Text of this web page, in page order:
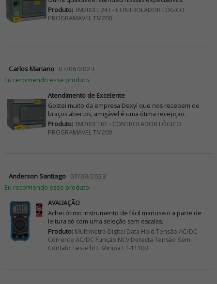
Produto:TM200CE24T - CONTROLADOR LÓGICO
PROGRAMÁVEL TM200
Carlos Mariano 07/06/2023
Eu recomendo esse produto.
Atendimento de Excelente
Gostei muito da empresa Dexyí que nos recebem de
braços abertos, amigável é uma ótima recepção.
Produto:TM200C16T - CONTROLADOR LÓGICO
PROGRAMÁVEL TM200
Anderson Santiago 07/03/2023
Eu recomendo esse produto.
AVALIAÇÃO
Achei ótimo instrumento de fácil manuseio a parte de
leitura só com uma seleção sem escalas.
Produto:Multímetro Digital Data Hold Tensão AC/DC
Corrente AC/DC Função NCV Detecta Tensão Sem
Contato Teste hFE Minipa ET-1110B